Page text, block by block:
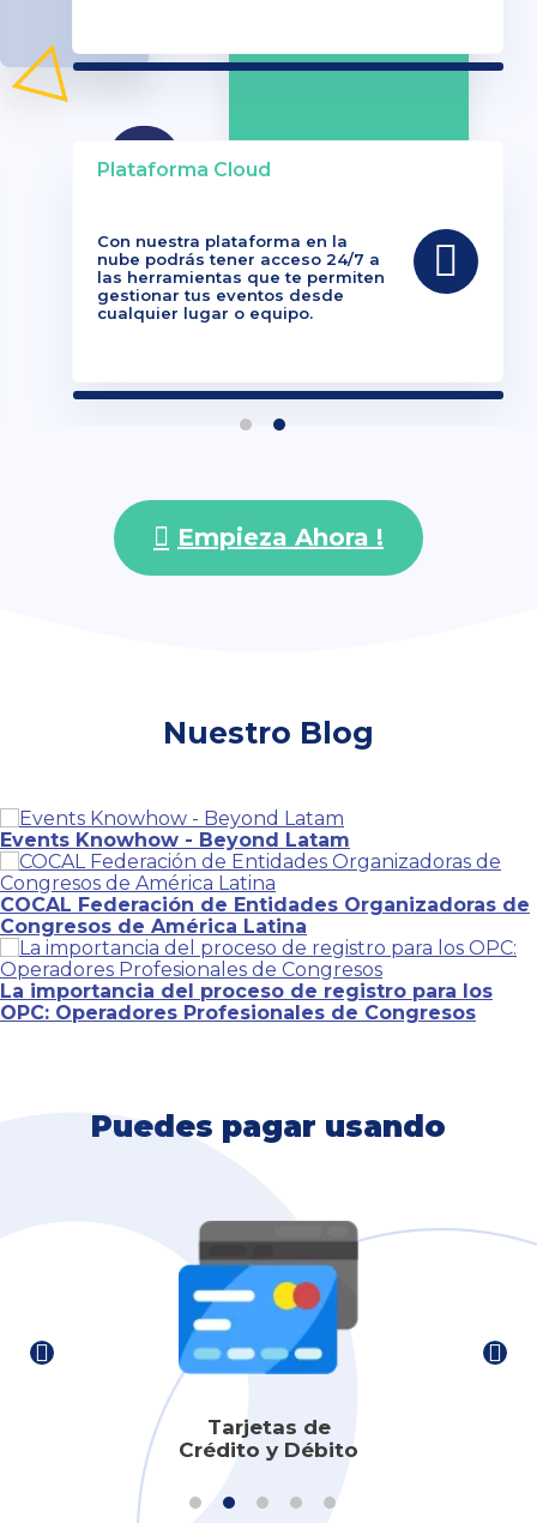
Plataforma Cloud
Con nuestra plataforma en la
nube podrás tener acceso 24/7 a
las herramientas que te permiten
gestionar tus eventos desde
cualquier lugar o equipo.
Empieza Ahora !
Nuestro Blog
Events Knowhow - Beyond Latam
COCAL Federación de Entidades Organizadoras de
Congresos de América Latina
La importancia del proceso de registro para los
OPC: Operadores Profesionales de Congresos
Puedes pagar usando
Tarjetas de
Crédito y Débito